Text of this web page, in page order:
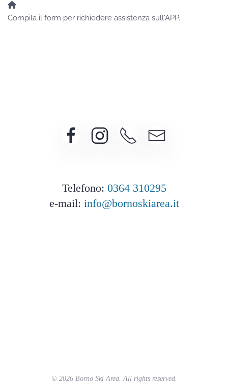
Altre informazioni
Compila il form per richiedere assistenza sull'APP.
Telefono: 0364 310295
e-mail: info@bornoskiarea.it
© 2026Borno Ski Area. All rights reserved.